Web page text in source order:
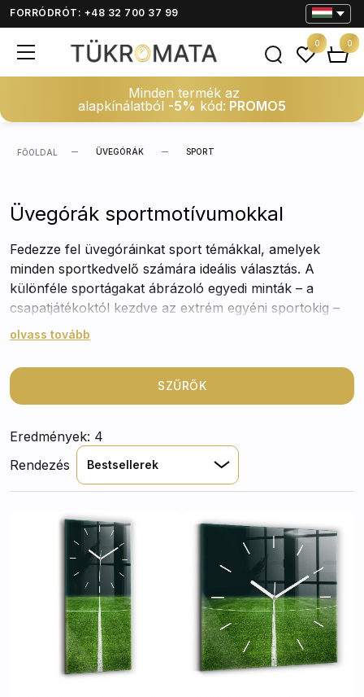
FORRÓDRÓT: +48 32 700 37 99
Minden termék az
alapkínálatból -5% kód: PROMO5
0 0
FŐOLDAL ÜVEGÓRÁK SPORT
Üvegórák sportmotívumokkal
Fedezze fel üvegóráinkat sport témákkal, amelyek
minden sportkedvelő számára ideális választás. A
különféle sportágakat ábrázoló egyedi minták – a
csapatjátékoktól kezdve az extrém egyéni sportokig –
lehetővé teszik, hogy kifejezze a sport iránti szeretetét
dizájn és a gyönyörű nyomatok nemcsak dekoratívak,
hanem praktikusak is, mivel a sima, csendes
mechanizmus biztosítja a zavartalan működést. Akár
kiegészítői lehetnek bármely helyiségnek.
olvass tovább
SZŰRŐK
Eredmények: 4
Rendezés
Bestsellerek